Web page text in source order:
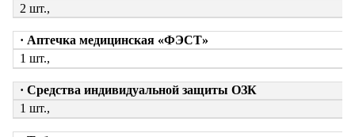
2 шт.,
· Аптечка медицинская «ФЭСТ»
1 шт.,
· Средства индивидуальной защиты ОЗК
1 шт.,